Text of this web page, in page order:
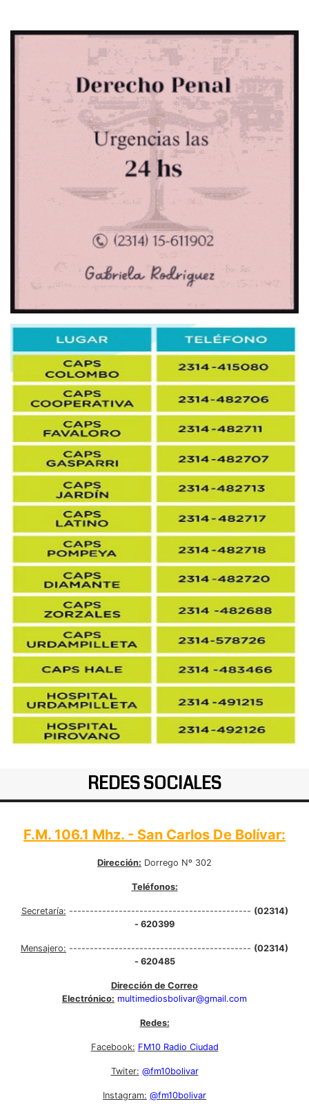
REDES SOCIALES
F.M. 106.1 Mhz. - San Carlos De Bolívar:
Dirección: Dorrego Nº 302
Teléfonos:
Secretaría: -------------------------------------------- (02314)
- 620399
Mensajero: -------------------------------------------- (02314)
- 620485
Dirección de Correo
Electrónico: multimediosbolivar@gmail.com
Redes:
Facebook: FM10 Radio Ciudad
Twiter: @fm10bolivar
Instagram: @fm10bolivar